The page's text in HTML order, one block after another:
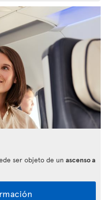
ser objeto de un ascenso a